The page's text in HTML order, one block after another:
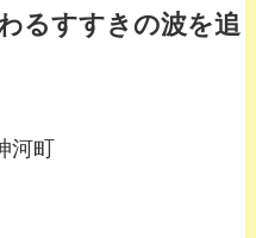
るすすきの波を追
河町